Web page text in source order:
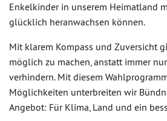
Enkelkinder in unserem Heimatland
glücklich heranwachsen können.
Mit klarem Kompass und Zuversicht
möglich zu machen, anstatt immer
verhindern. Mit diesem
Möglichkeiten unterbreiten wir
Angebot: Für Klima, Land und ein